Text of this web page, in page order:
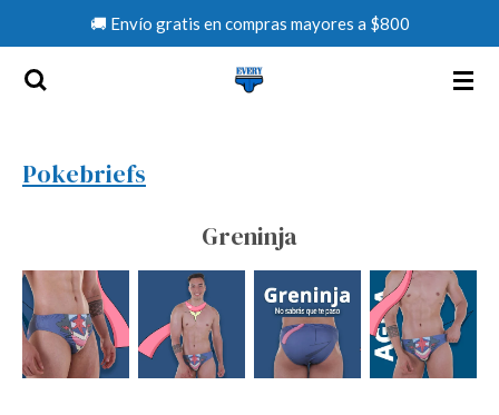
contenido
🚚 Envío gratis en compras mayores a $800
Pokebriefs
Greninja